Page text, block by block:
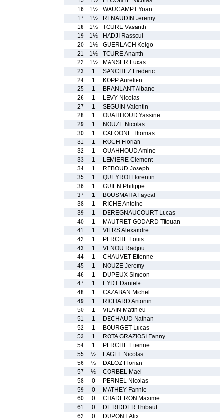
16
1½
WAUCAMPT Yoan
17
1½
RENAUDIN Jeremy
18
1½
TOURE Vasanth
19
1½
HADJI Rassoul
20
1½
GUERLACH Keigo
21
1½
TOURE Ananth
22
1½
MANSER Lucas
23
1
SANCHEZ Frederic
24
1
KOPP Aurelien
25
1
BRANLANT Albane
26
1
LEVY Nicolas
27
1
SEGUIN Valentin
28
1
OUAHHOUD Yassine
29
1
NOUZE Nicolas
30
1
CALOONE Thomas
31
1
ROCH Florian
32
1
OUAHHOUD Amine
33
1
LEMIERE Clement
34
1
REBOUD Joseph
35
1
QUEYROI Florentin
36
1
GUIEN Philippe
37
1
BOUSMAHA Faycal
38
1
RICHE Antoine
39
1
DEREGNAUCOURT Lucas
40
1
MAUTRET-GODARD Titouan
41
1
VIERS Alexandre
42
1
PERCHE Louis
43
1
VENOU Radjou
44
1
CHAUVET Etienne
45
1
NOUZE Jeremy
46
1
DUPEUX Simeon
47
1
EYDT Daniele
48
1
CAZABAN Michel
49
1
RICHARD Antonin
50
1
VILAIN Matthieu
51
1
DECHAUD Nathan
52
1
BOURGET Lucas
53
1
ROTA GRAZIOSI Fanny
54
1
PERCHE Etienne
55
½
LAGEL Nicolas
56
½
DALOZ Florian
57
½
CORBEL Mael
58
0
PERNEL Nicolas
59
0
MATHEY Fannie
60
0
CHADERON Maxime
61
0
DE RIDDER Thibaut
62
0
DUPONT Alix